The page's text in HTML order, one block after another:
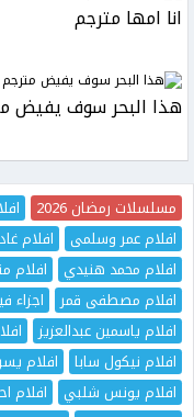
انا امها مترجم
هذا البحر سوف يفيض
مسلسلات رمضان 2026
افلام عمر وسلمى
افلام
افلام محمد هنيدي
افلام
افلام مصطفى قمر
اجزاء
افلام ياسمين عبدالعزيز
افلام نيكول سابا
افلام
افلام يونس شلبي
افلام